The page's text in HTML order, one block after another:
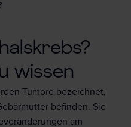
wissen
Tumore bezeichnet,
befinden. Sie
am